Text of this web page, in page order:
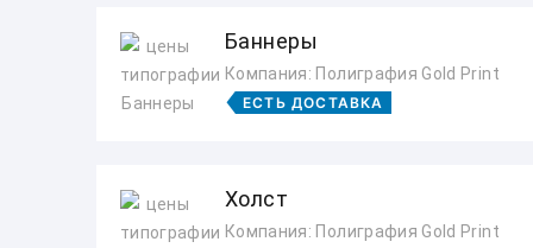
Баннеры
Компания: Полиграфия Gold Print
ЕСТЬ ДОСТАВКА
Холст
Компания: Полиграфия Gold Print